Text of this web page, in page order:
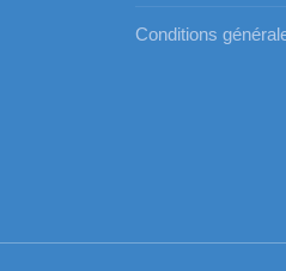
Conditions